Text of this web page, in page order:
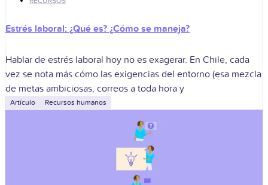
Estrés laboral: ¿Qué es? ¿Cómo se maneja?
Hablar de estrés laboral hoy no es exagerar. En Chile, cada
vez se nota más cómo las exigencias del entorno (esa mezcla
de metas ambiciosas, correos a toda hora y
Artículo Recursos humanos